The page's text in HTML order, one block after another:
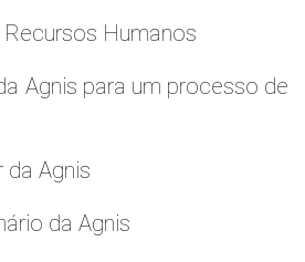
Humanos
Agnis para um processo de
da Agnis
da Agnis